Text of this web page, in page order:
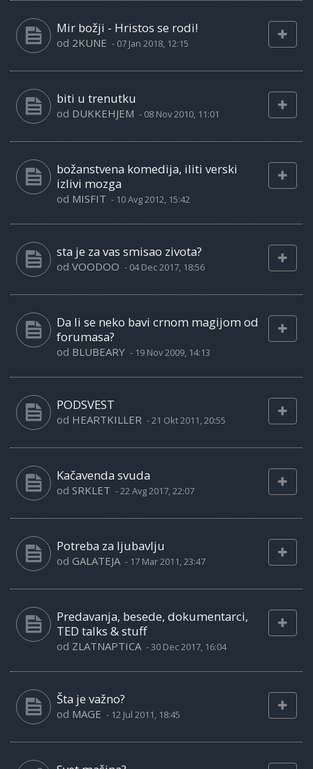
Mir božji - Hristos se rodi!
od 2KUNE - 07 Jan 2018, 12:15
biti u trenutku
od DUKKEHJEM - 08 Nov 2010, 11:01
božanstvena komedija, iliti verski
izlivi mozga
od MISFIT - 10 Avg 2012, 15:42
sta je za vas smisao zivota?
od VOODOO - 04 Dec 2017, 18:56
Da li se neko bavi crnom magijom od
forumasa?
od BLUBEARY - 19 Nov 2009, 14:13
PODSVEST
od HEARTKILLER -21 Okt 2011, 20:55
Kačavenda svuda
od SRKLET -22 Avg 2017, 22:07
Potreba za ljubavlju
od GALATEJA - 17 Mar 2011, 23:47
Predavanja, besede, dokumentarci,
TED talks & stuff
od ZLATNAPTICA -30 Dec 2017, 16:04
Šta je važno?
od MAGE - 12 Jul 2011, 18:45